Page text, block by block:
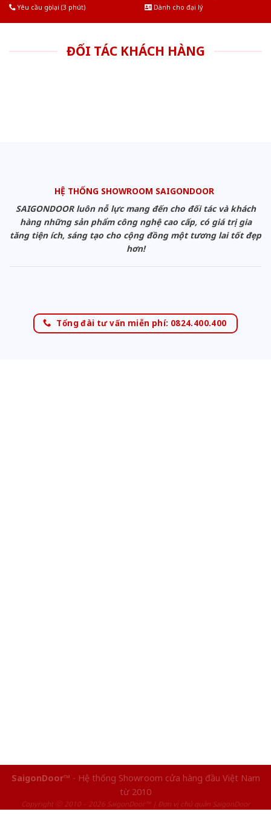
Yêu cầu gọi lại (3 phút)
Dành cho đại lý
ĐỐI TÁC KHÁCH HÀNG
HỆ THỐNG SHOWROOM SAIGONDOOR
SAIGONDOOR luôn nỗ lực mang đến cho đối tác và khách
hàng những sản phẩm công nghệ cao cấp, có giá trị gia
tăng tiện ích, sáng tạo cho cộng đồng một tương lai tốt đẹp
hơn!
Tổng đài tư vấn miễn phí: 0824.400.400
SaigonDoor™ - Hệ thống Showroom cửa hàng đầu Việt Nam
từ 2010
Copyright ⓒ 2010 – 2026 SaigonDoor™ | Đơn vị chủ quản SaigonDoor